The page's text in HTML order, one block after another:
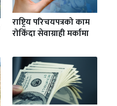
राष्ट्रिय परिचयपत्रको काम
रोकिँदा सेवाग्राही मर्कामा